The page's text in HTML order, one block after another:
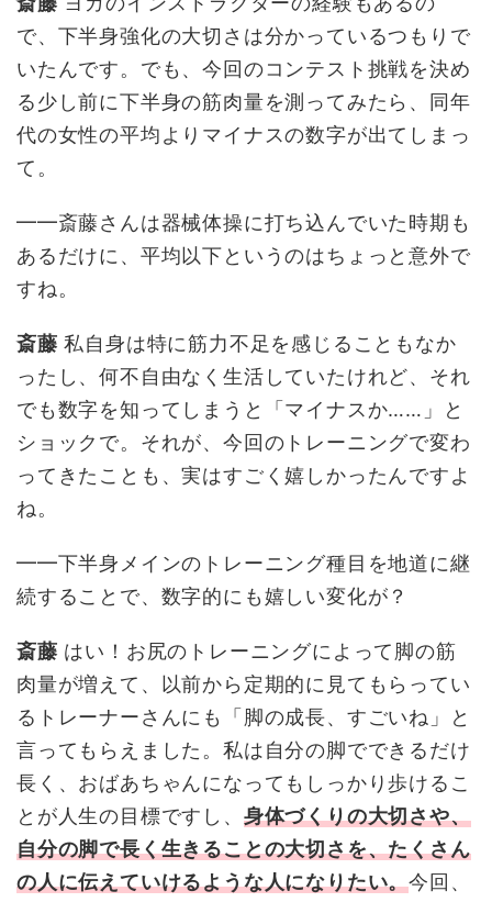
で、下半身強化の大切さは分かっているつもりで
いたんです。でも、今回のコンテスト挑戦を決め
る少し前に下半身の筋肉量を測ってみたら、同年
代の女性の平均よりマイナスの数字が出てしまっ
て。
━━斎藤さんは器械体操に打ち込んでいた時期も
あるだけに、平均以下というのはちょっと意外で
すね。
斎藤 私自身は特に筋力不足を感じることもなか
ったし、何不自由なく生活していたけれど、それ
でも数字を知ってしまうと「マイナスか……」と
ショックで。それが、今回のトレーニングで変わ
ってきたことも、実はすごく嬉しかったんですよ
ね。
━━下半身メインのトレーニング種目を地道に継
続することで、数字的にも嬉しい変化が？
斎藤 はい！お尻のトレーニングによって脚の筋
肉量が増えて、以前から定期的に見てもらってい
るトレーナーさんにも「脚の成長、すごいね」と
言ってもらえました。私は自分の脚でできるだけ
長く、おばあちゃんになってもしっかり歩けるこ
とが人生の目標ですし、 身体づくりの大切さや、
自分の脚で長く生きることの大切さを、たくさん
の人に伝えていけるような人になりたい。今回、